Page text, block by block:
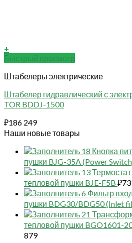
+
Быстрый просмотр
Штабелеры электрические
Штабелер гидравлический с
TOR BDDJ-1500
₽186 249
Наши новые товары
18 Кнопка
пушки BJG-35A (Power
13
тепловой пушки BJE-F5B ₽
6 Фильтр
пушки BDG30/BDG50 (Inlet
21
тепловой пушки BGO1601-
879